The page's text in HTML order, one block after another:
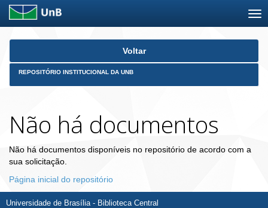
Skip
Voltar
REPOSITÓRIO INSTITUCIONAL DA UNB
Não há documentos
Não há documentos disponíveis no repositório de acordo com a
sua solicitação.
Página inicial do repositório
Universidade de Brasília - Biblioteca Central